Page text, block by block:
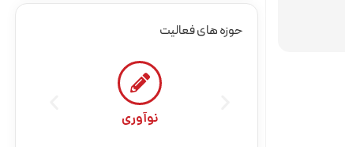
حوزه های فعالیت
نوآوری